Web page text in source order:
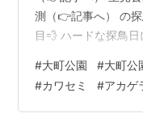
測（👉記事へ） の
目💨 ハードな探鳥
閉園時間もあるので
が架かっていて素敵
れました シジュウ
#大町公園 #大町公
#カワセミ #アカゲ